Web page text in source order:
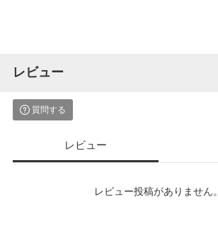
レビュー
質問する
レビュー
レビュー投稿がありません。